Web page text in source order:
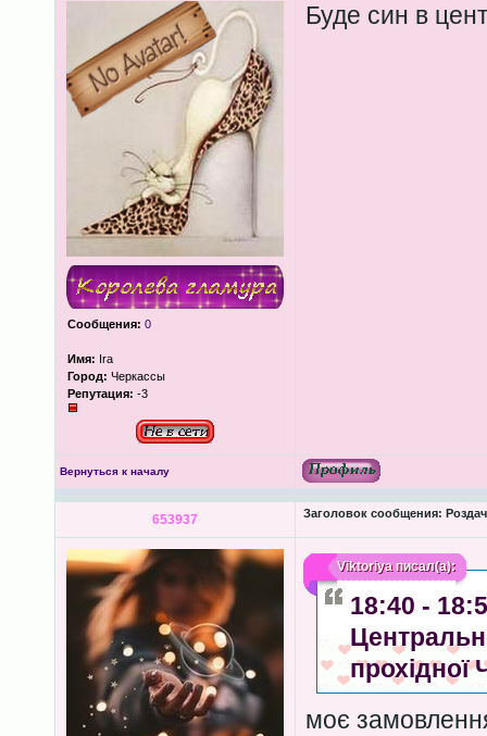
Сообщения: 0
Имя: Ira
Город: Черкассы
Репутация: -3
Буде син в
Вернуться к началу
653937 Заголовок сообщения:
Viktoriyaписал(а):
18:40 -
прохідної
моє